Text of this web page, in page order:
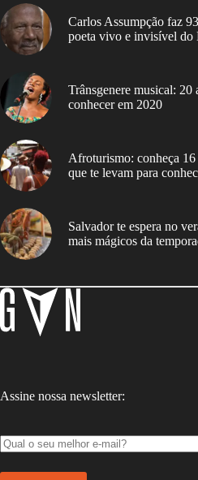
Carlos Assumpção faz
poeta vivo e invisível do
Trânsgenere musical: 20
conhecer em 2020
Afroturismo: conheça
que te levam para
Salvador te espera no
mais mágicos da
Assine nossa newsletter: